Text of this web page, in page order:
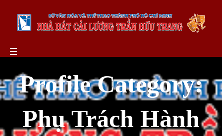
Profile Category:
Phụ Trách Hành